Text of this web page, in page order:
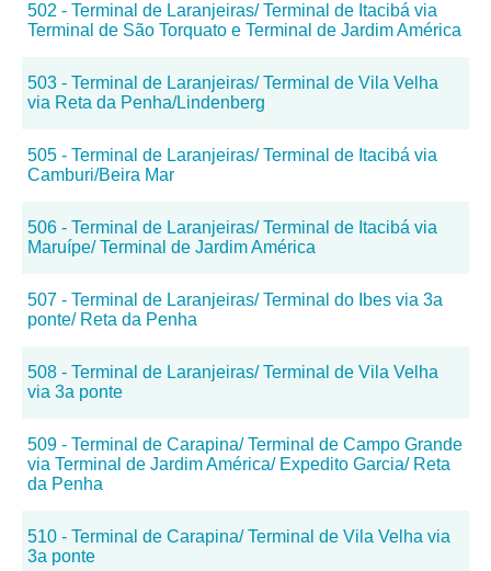
502 - Terminal de Laranjeiras/ Terminal de Itacibá via
Terminal de São Torquato e Terminal de Jardim América
503 - Terminal de Laranjeiras/ Terminal de Vila Velha
via Reta da Penha/Lindenberg
505 - Terminal de Laranjeiras/ Terminal de Itacibá via
Camburi/Beira Mar
506 - Terminal de Laranjeiras/ Terminal de Itacibá via
Maruípe/ Terminal de Jardim América
507 - Terminal de Laranjeiras/ Terminal do Ibes via 3a
ponte/ Reta da Penha
508 - Terminal de Laranjeiras/ Terminal de Vila Velha
via 3a ponte
509 - Terminal de Carapina/ Terminal de Campo Grande
via Terminal de Jardim América/ Expedito Garcia/ Reta
da Penha
510 - Terminal de Carapina/ Terminal de Vila Velha via
3a ponte